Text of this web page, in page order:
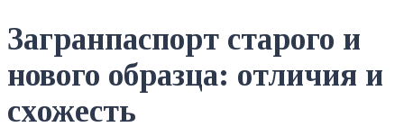
Загранпаспорт старого и
нового образца: отличия и
схожесть